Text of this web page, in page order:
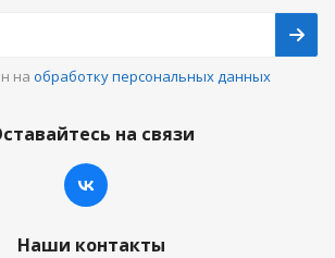
на обработку персональных данных
на связи
Наши контакты